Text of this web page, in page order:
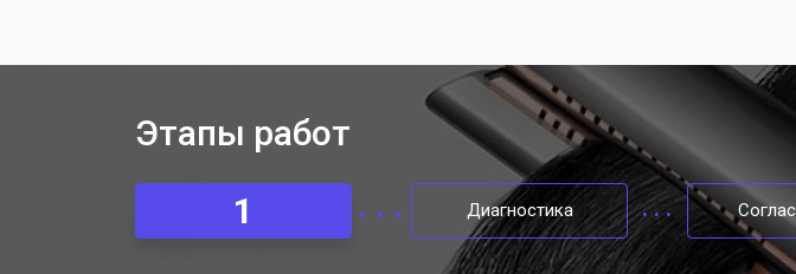
Этапы работ
1
Диагностика